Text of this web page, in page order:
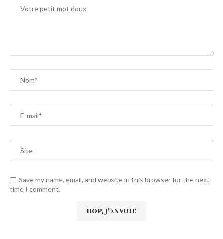
Save my name, email, and website in this browser for the next
time I comment.